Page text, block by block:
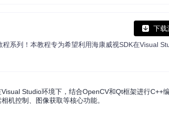
下载
Studio环境下，结合OpenCV和Qt框架进行C++
机控制、图像获取等核心功能。